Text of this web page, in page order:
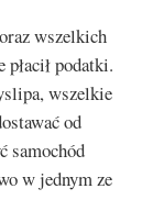
wszelkich
płacił podatki.
wszelkie
od
samochód
w jednym ze